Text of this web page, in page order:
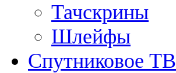
Тачскрины
Шлейфы
Спутниковое ТВ